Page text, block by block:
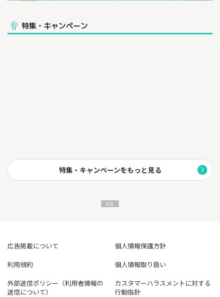
特集・キャンペーン
特集・キャンペーンをもっと見る
広告掲載について
個人情報保護方針
利用規約
個人情報取り扱い
外部送信ポリシー（利用者情報の
送信について）
カスタマーハラスメントに対する
行動指針